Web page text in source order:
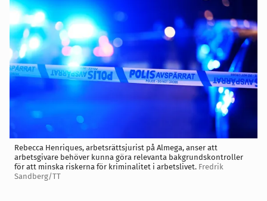
Rebecca Henriques, arbetsrättsjurist på Almega, anser att
arbetsgivare behöver kunna göra relevanta bakgrundskontroller
för att minska riskerna för kriminalitet i arbetslivet. Fredrik
Sandberg/TT